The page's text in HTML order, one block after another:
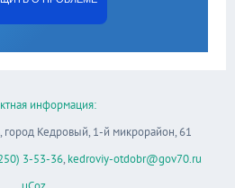
информация:
город Кедровый, 1-й микрорайон, 61
3-53-36, kedroviy-otdobr@gov70.ru